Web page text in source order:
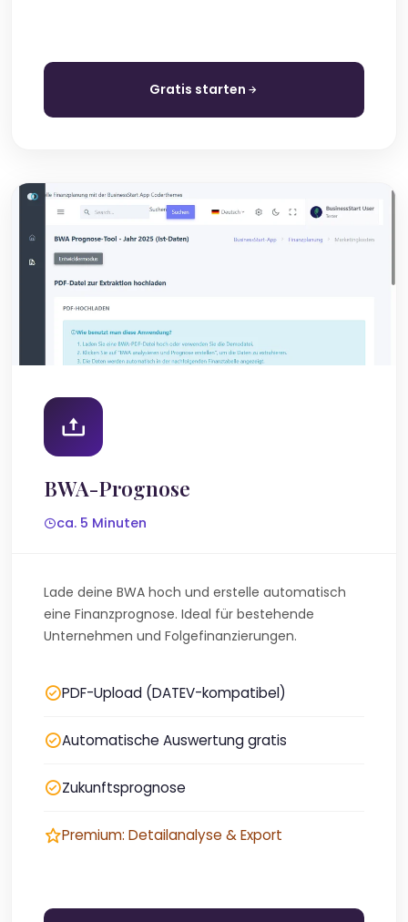
Gratis starten
BWA-Prognose
ca. 5 Minuten
Lade deine BWA hoch und erstelle automatisch
eine Finanzprognose. Ideal für bestehende
Unternehmen und Folgefinanzierungen.
PDF-Upload (DATEV-kompatibel)
Automatische Auswertung gratis
Zukunftsprognose
Premium: Detailanalyse & Export